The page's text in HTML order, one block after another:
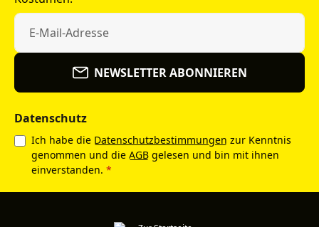
NEWSLETTER ABONNIEREN
Datenschutz
Ich habe die Datenschutzbestimmungen zur Kenntnis
genommen und die AGB gelesen und bin mit ihnen
einverstanden. *